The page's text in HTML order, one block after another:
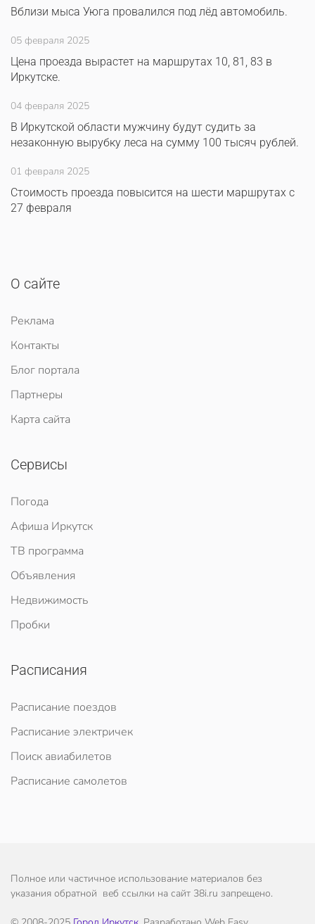
Вблизи мыса Уюга провалился под лёд автомобиль.
05 февраля 2025
Цена проезда вырастет на маршрутах 10, 81, 83 в
Иркутске.
04 февраля 2025
В Иркутской области мужчину будут судить за
незаконную вырубку леса на сумму 100 тысяч рублей.
01 февраля 2025
Стоимость проезда повысится на шести маршрутах с
27 февраля
О сайте
Реклама
Контакты
Блог портала
Партнеры
Карта сайта
Сервисы
Погода
Афиша Иркутск
ТВ программа
Объявления
Недвижимость
Пробки
Расписания
Расписание поездов
Расписание электричек
Поиск авиабилетов
Расписание самолетов
Полное или частичное использование материалов без
указания обратной веб ссылки на сайт 38i.ru запрещено.